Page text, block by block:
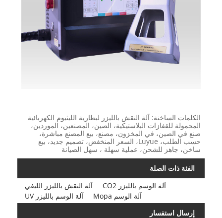
الكلمات الساخنة: آلة النقش بالليزر لبطارية الليثيوم الكهربائية
المحمولة للقفازات البلاستيكية، الصين، المصنعين، الموردين،
صنع في الصين، في المخزون، مصنع، بيع المصنع مباشرة،
حسب الطلب، Luyue، السعر المنخفض، تصميم جديد، بيع
ساخن، جاهز للشحن، عملية سهلة ، سهل الصيانة
الفئة ذات الصلة
آلة النقش بالليزر الليفي
آلة الوسم بالليزر CO2
آلة الوسم بالليزر UV
آلة الوسم Mopa
إرسال استفسار